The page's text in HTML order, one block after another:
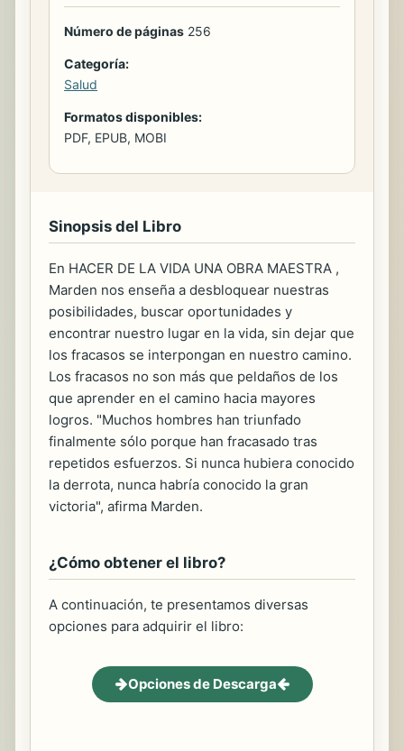
Número de páginas 256
Categoría:
Salud
Formatos disponibles:
PDF, EPUB, MOBI
Sinopsis del Libro
En HACER DE LA VIDA UNA OBRA MAESTRA ,
Marden nos enseña a desbloquear nuestras
posibilidades, buscar oportunidades y
encontrar nuestro lugar en la vida, sin dejar que
los fracasos se interpongan en nuestro camino.
Los fracasos no son más que peldaños de los
que aprender en el camino hacia mayores
logros. "Muchos hombres han triunfado
finalmente sólo porque han fracasado tras
repetidos esfuerzos. Si nunca hubiera conocido
la derrota, nunca habría conocido la gran
victoria", afirma Marden.
¿Cómo obtener el libro?
A continuación, te presentamos diversas
opciones para adquirir el libro:
Opciones de Descarga